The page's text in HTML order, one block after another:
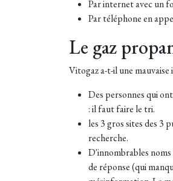
Par internet avec un
Par téléphone en
Le gaz
Vitogaz a-t-il une
Des personnes qui
: il faut faire le tri.
les 3 gros sites des 3
recherche.
D'innombrables
de réponse (qui